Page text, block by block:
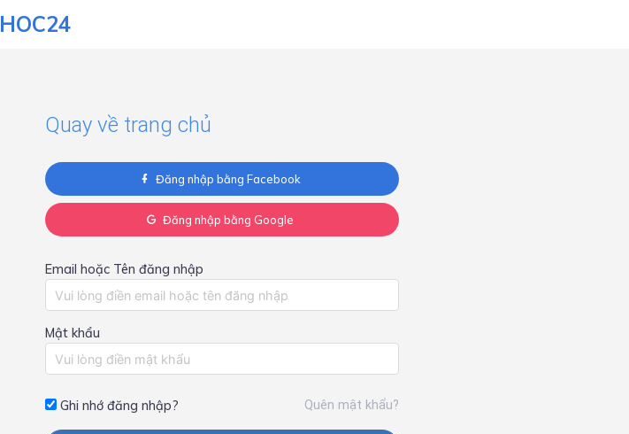
HOC24
Quay về trang chủ
Đăng nhập bằng Facebook
Đăng nhập bằng Google
Email hoặc Tên đăng nhập
Mật khẩu
Ghi nhớ đăng nhập? Quên mật khẩu?